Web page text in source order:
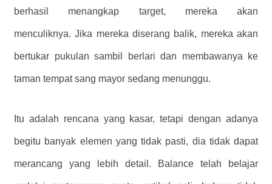
berhasil menangkap target, mereka akan
menculiknya. Jika mereka diserang balik, mereka akan
bertukar pukulan sambil berlari dan membawanya ke
taman tempat sang mayor sedang menunggu.
Itu adalah rencana yang kasar, tetapi dengan adanya
begitu banyak elemen yang tidak pasti, dia tidak dapat
merancang yang lebih detail. Balance telah belajar